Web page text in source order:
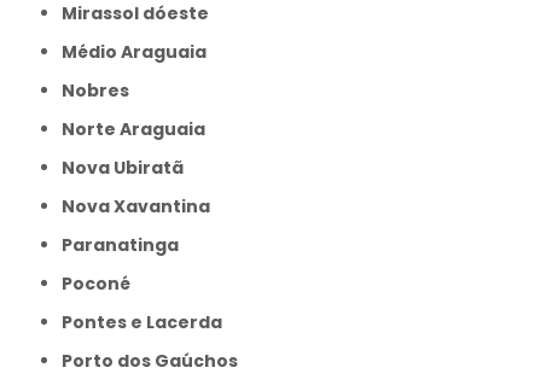
Mirassol dóeste
Médio Araguaia
Nobres
Norte Araguaia
Nova Ubiratã
Nova Xavantina
Paranatinga
Poconé
Pontes e Lacerda
Porto dos Gaúchos